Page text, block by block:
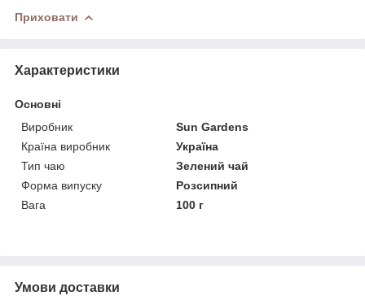
Приховати
Характеристики
Основні
Виробник
Sun Gardens
Країна виробник
Україна
Тип чаю
Зелений чай
Форма випуску
Розсипний
Вага
100 г
Умови доставки